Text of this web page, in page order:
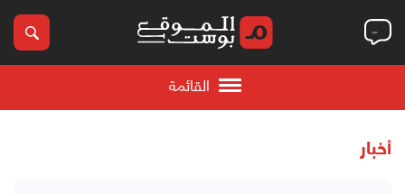
القائمة
أخبار